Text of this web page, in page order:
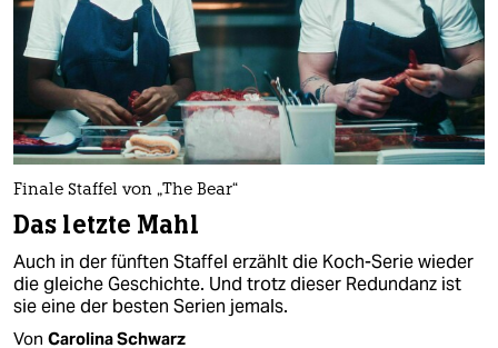
Finale Staffel von „The Bear“
Das letzte Mahl
Auch in der fünften Staffel erzählt die Koch-Serie wieder
die gleiche Geschichte. Und trotz dieser Redundanz ist
sie eine der besten Serien jemals.
Von Carolina Schwarz